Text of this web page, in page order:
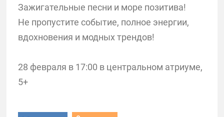
Зажигательные песни и море позитива!
Не пропустите событие, полное энергии,
вдохновения и модных трендов!
28 февраля в 17:00 в центральном атриуме,
5+